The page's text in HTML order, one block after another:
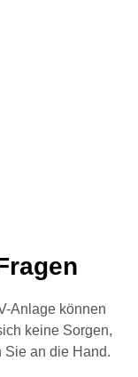
Anlage können
keine Sorgen,
Sie an die Hand.